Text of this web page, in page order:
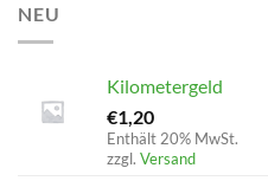
NEU
Kilometergeld
€1,20
Enthält 20% MwSt.
zzgl. Versand